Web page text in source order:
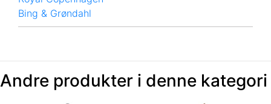
Bing & Grøndahl
Andre produkter i denne kategori